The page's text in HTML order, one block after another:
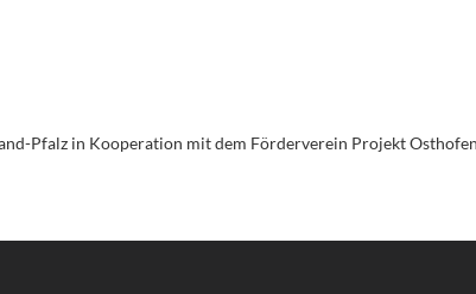
Pfalz in Kooperation mit dem Förderverein Projekt